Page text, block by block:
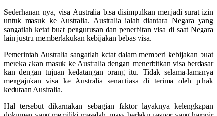
Sederhanan nya, visa Australia bisa disimpulkan menjadi surat izin
untuk masuk ke Australia. Australia ialah diantara Negara yang
sangatlah ketat buat pengurusan dan penerbitan visa di saat Negara
lain justru memberlakukan kebijakan bebas visa.
Pemerintah Australia sangatlah ketat dalam memberi kebijakan buat
mereka akan masuk ke Australia dengan menerbitkan visa berdasar
kan dengan tujuan kedatangan orang itu. Tidak selama-lamanya
mengajukan visa ke Australia senantiasa di terima oleh pihak
kedutaan Australia.
Hal tersebut dikarnakan sebagian faktor layaknya kelengkapan